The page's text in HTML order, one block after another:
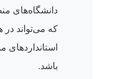
دانشگاه‌های
که می‌تواند در
استانداردهای
باشد.